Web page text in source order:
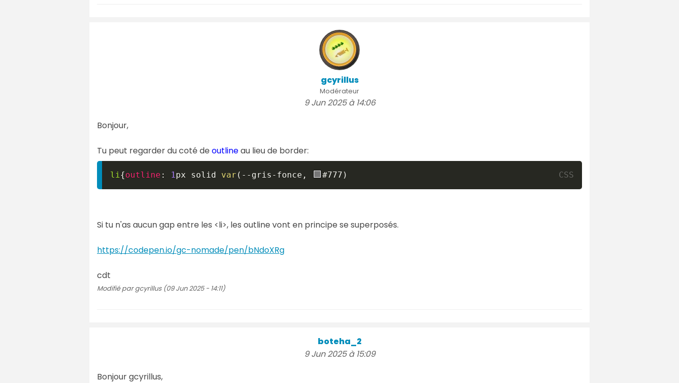
gcyrillus
Modérateur
9 Jun 2025 à 14:06
Bonjour,
Tu peut regarder du coté de outlineau lieu de border:
li {outline : 1 px solid var ( --gris-fonce , #777 )
Si tu n'as aucun gap entre les <li>, les outline vont en principe se superposés.
https://codepen.io/gc-nomade/pen/bNdoXRg
cdt
Modifié par gcyrillus (09 Jun 2025 - 14:11)
boteha_2
9 Jun 2025 à 15:09
Bonjour gcyrillus,